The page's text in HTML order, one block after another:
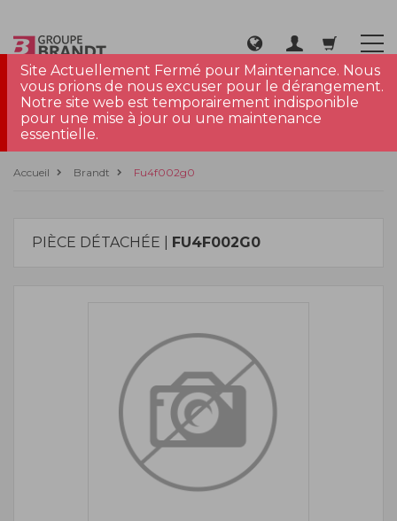
Site Actuellement Fermé pour Maintenance. Nous
vous prions de nous excuser pour le dérangement.
Notre site web est temporairement indisponible
pour une mise à jour ou une maintenance
essentielle.
Accueil Brandt Fu4f002g0
PIÈCE DÉTACHÉE | FU4F002G0